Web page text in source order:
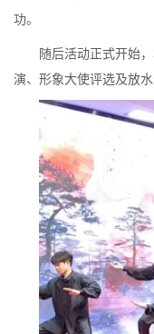
功。
随后活动正式开始
演、 形象大使评选及放水